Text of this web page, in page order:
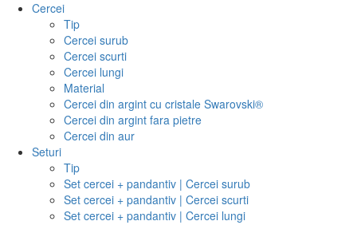
Cercei
Tip
Cercei surub
Cercei scurti
Cercei lungi
Material
Cercei din argint cu cristale Swarovski®
Cercei din argint fara pietre
Cercei din aur
Seturi
Tip
Set cercei + pandantiv | Cercei surub
Set cercei + pandantiv | Cercei scurti
Set cercei + pandantiv | Cercei lungi